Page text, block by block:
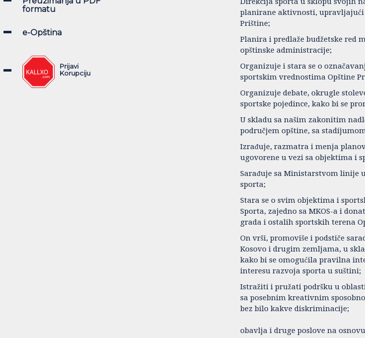
formatu
e-Opština
Prijavi
Korupciju
planirane aktivnosti, upravljajući
Prištine;
Planira i predlaže budžetske red
opštinske administracije;
Organizuje i stara se o
sportskim vrednostima Opštine
Organizuje debate, okrugle
sportske pojedince, kako bi se
U skladu sa našim zakonitim
područjem opštine, sa
Izrađuje, razmatra i menja
ugovorene u vezi sa objektima i
Sarađuje sa Ministarstvom linije
sporta;
Stara se o svim objektima i
Sporta, zajedno sa MKOS-a i
grada i ostalih sportskih terena
On vrši, promoviše i podstiče
Kosovo i drugim zemljama, u
kako bi se omogućila pravilna
interesu razvoja sporta u suštini;
Istražiti i pružati podršku u
sa posebnim kreativnim
bez bilo kakve diskriminacije;
obavlja i druge poslove na